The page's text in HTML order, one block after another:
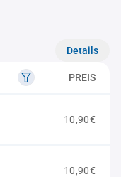
Details
PREIS
10,90€
10,90€